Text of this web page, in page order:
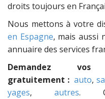
droits toujours en
Nous mettons à votre
en Espagne, mais aussi
annuaire des services
Demandez
gratuitement : auto,
yages, autres.